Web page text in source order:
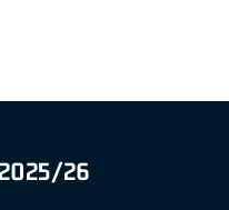
2025/26